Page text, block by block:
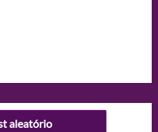
aleatório